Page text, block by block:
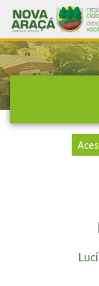
Ir para conteúdo
Conteúdo Principal